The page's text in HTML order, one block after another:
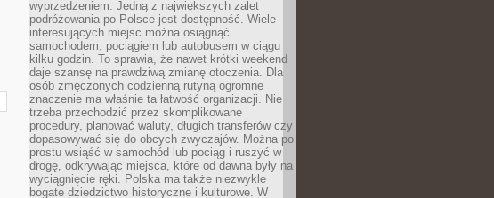
wyprzedzeniem. Jedną z największych zalet
podróżowania po Polsce jest dostępność. Wiele
interesujących miejsc można osiągnąć
samochodem, pociągiem lub autobusem w ciągu
kilku godzin. To sprawia, że nawet krótki weekend
daje szansę na prawdziwą zmianę otoczenia. Dla
osób zmęczonych codzienną rutyną ogromne
znaczenie ma właśnie ta łatwość organizacji. Nie
trzeba przechodzić przez skomplikowane
procedury, planować waluty, długich transferów czy
dopasowywać się do obcych zwyczajów. Można po
prostu wsiąść w samochód lub pociąg i ruszyć w
drogę, odkrywając miejsca, które od dawna były na
wyciągnięcie ręki. Polska ma także niezwykle
bogate dziedzictwo historyczne i kulturowe. W